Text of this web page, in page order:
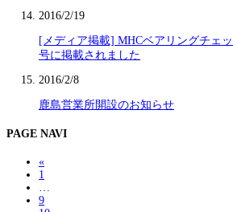
2016/2/19
[メディア掲載] MHCベアリングチェ
号に掲載されました
2016/2/8
鹿島営業所開設のお知らせ
PAGE NAVI
«
1
9